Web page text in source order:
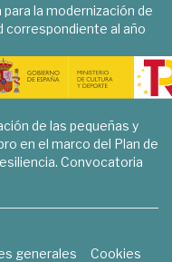
la modernización de
correspondiente al año
de las pequeñas y
en el marco del Plan de
Convocatoria
generales
Cookies